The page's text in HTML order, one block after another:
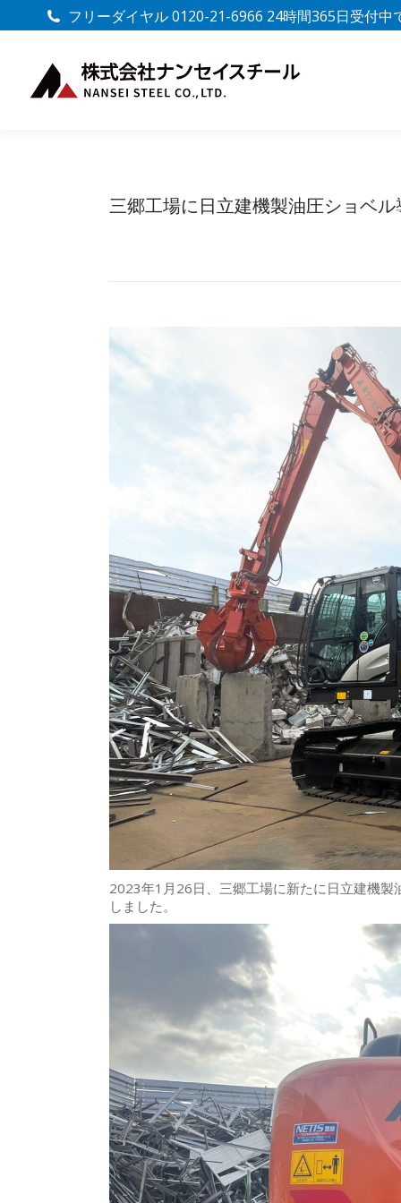
フリーダイヤル 0120-21-6966 24時間365日受付中
三郷工場に日立建機製油圧ショベル
2023年1月26日、三郷工場に新たに日立建機製
しました。